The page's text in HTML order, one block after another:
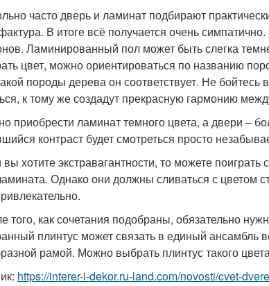
часто дверь и ламинат подбирают
В итоге всё получается очень
Ламинированный пол может быть слегка
цвет, можно ориентироваться по названию
породы дерева он соответствует. Не
к тому же создадут прекрасную гармонию
приобрести ламинат темного цвета, а двери –
контраст будет смотреться просто
хотите экстравагантности, то можете
Однако они должны сливаться с цветом
того, как сочетания подобраны, обязательно
плинтус может связать в единый ансамбль
рамой. Можно выбрать плинтус такого
https://interer-i-dekor.ru-land.com/novosti/cvet-